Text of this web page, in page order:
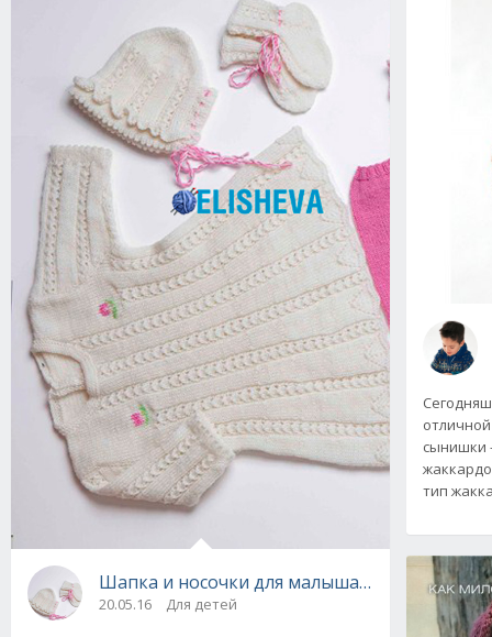
Шапка и носочки для малыша от Viking of
20.05.16 Для детей
сынишки
тип